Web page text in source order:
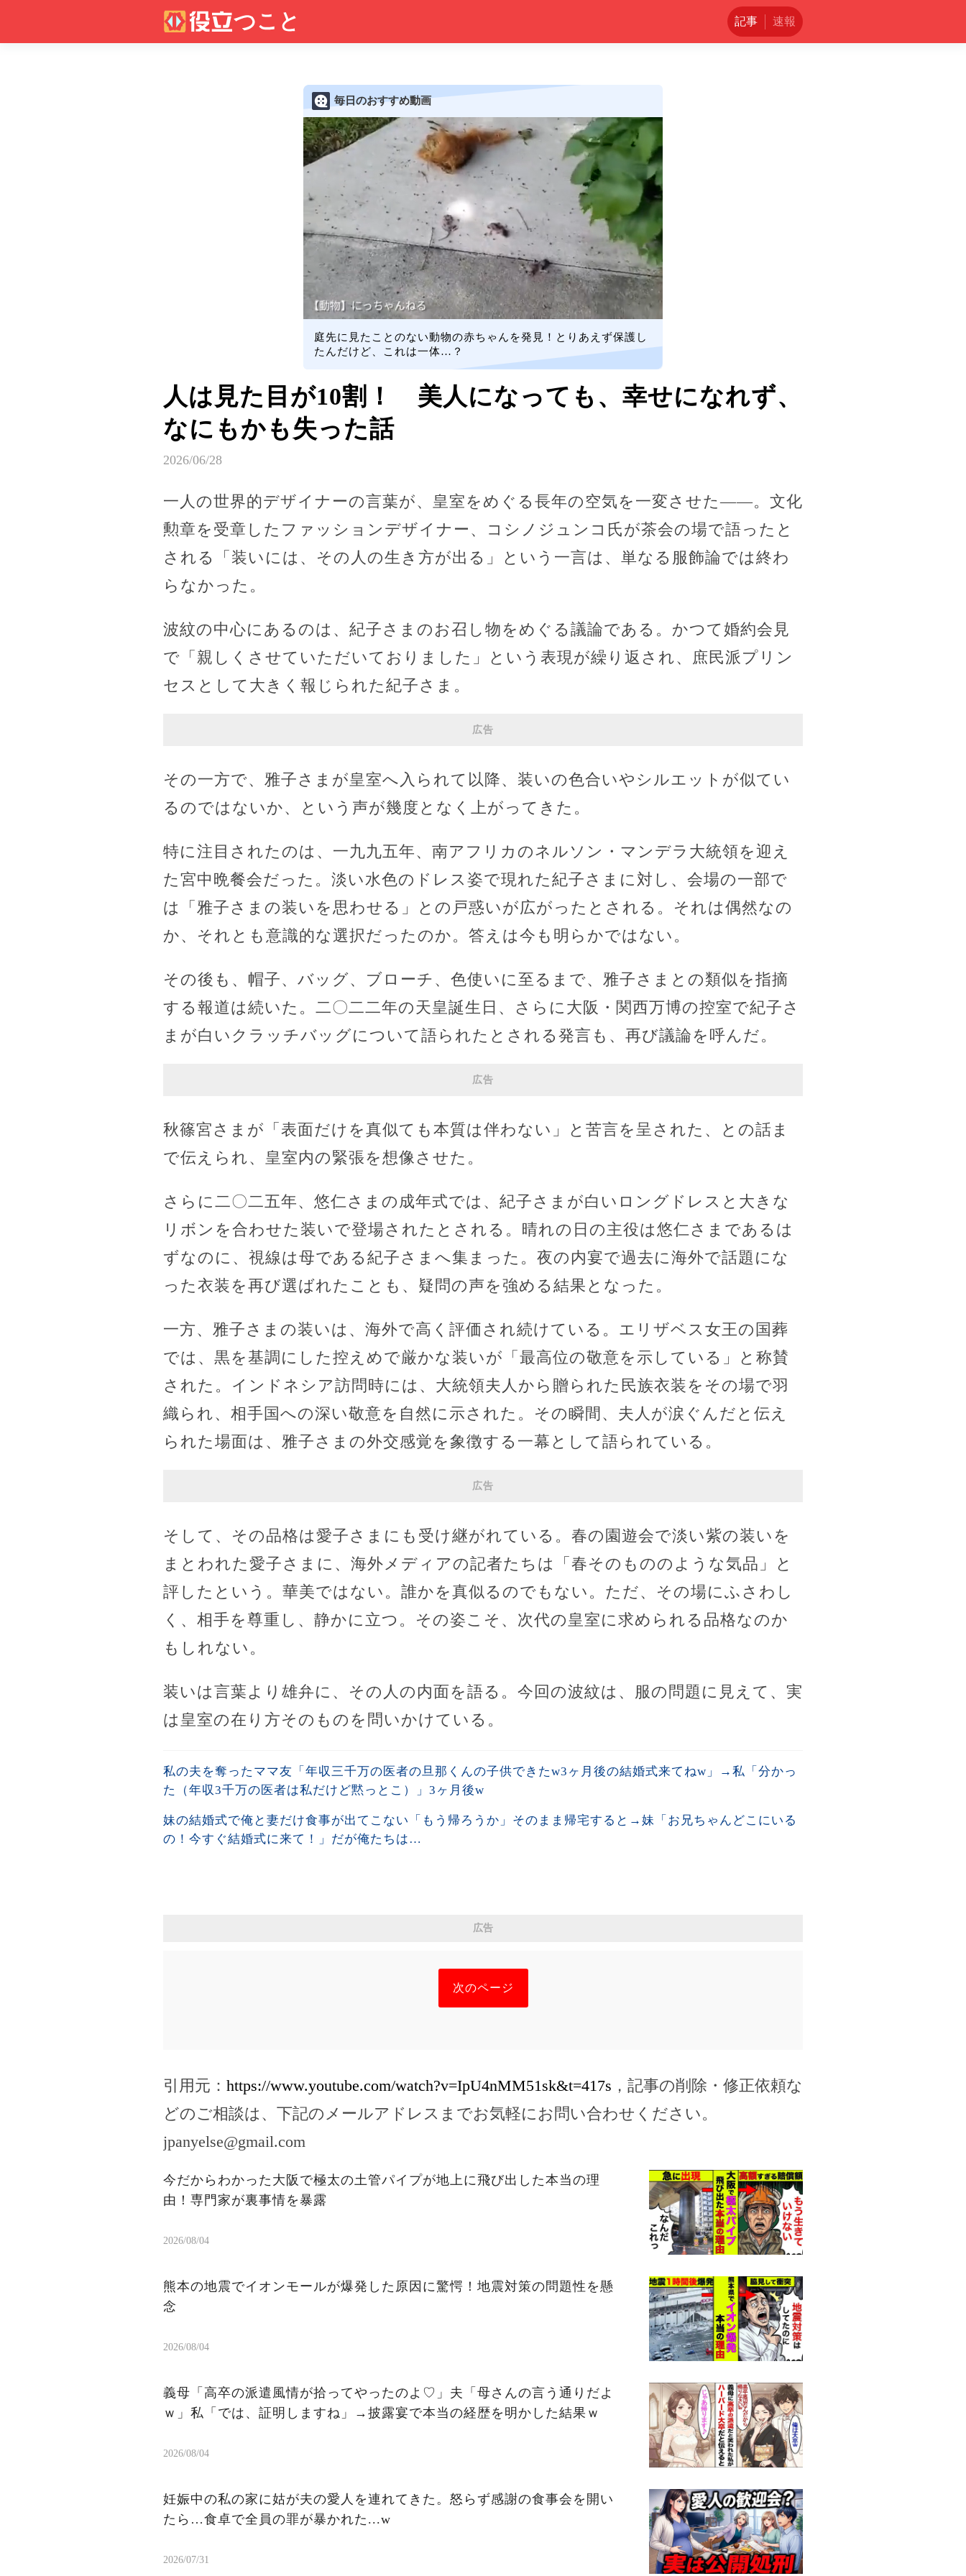
記事 速報
毎日のおすすめ動画
庭先に見たことのない動物の赤ちゃんを発見！とりあえず保護し
たんだけど、これは一体…？
人は見た目が10割！ 美人になっても、幸せになれず、
なにもかも失った話
2026/06/28
一人の世界的デザイナーの言葉が、皇室をめぐる長年の空気を一変させた――。文化
勲章を受章したファッションデザイナー、コシノジュンコ氏が茶会の場で語ったと
される「装いには、その人の生き方が出る」という一言は、単なる服飾論では終わ
らなかった。
波紋の中心にあるのは、紀子さまのお召し物をめぐる議論である。かつて婚約会見
で「親しくさせていただいておりました」という表現が繰り返され、庶民派プリン
セスとして大きく報じられた紀子さま。
広告
その一方で、雅子さまが皇室へ入られて以降、装いの色合いやシルエットが似てい
るのではないか、という声が幾度となく上がってきた。
特に注目されたのは、一九九五年、南アフリカのネルソン・マンデラ大統領を迎え
た宮中晩餐会だった。淡い水色のドレス姿で現れた紀子さまに対し、会場の一部で
は「雅子さまの装いを思わせる」との戸惑いが広がったとされる。それは偶然なの
か、それとも意識的な選択だったのか。答えは今も明らかではない。
その後も、帽子、バッグ、ブローチ、色使いに至るまで、雅子さまとの類似を指摘
する報道は続いた。二〇二二年の天皇誕生日、さらに大阪・関西万博の控室で紀子さ
まが白いクラッチバッグについて語られたとされる発言も、再び議論を呼んだ。
広告
秋篠宮さまが「表面だけを真似ても本質は伴わない」と苦言を呈された、との話ま
で伝えられ、皇室内の緊張を想像させた。
さらに二〇二五年、悠仁さまの成年式では、紀子さまが白いロングドレスと大きな
リボンを合わせた装いで登場されたとされる。晴れの日の主役は悠仁さまであるは
ずなのに、視線は母である紀子さまへ集まった。夜の内宴で過去に海外で話題にな
った衣装を再び選ばれたことも、疑問の声を強める結果となった。
一方、雅子さまの装いは、海外で高く評価され続けている。エリザベス女王の国葬
では、黒を基調にした控えめで厳かな装いが「最高位の敬意を示している」と称賛
された。インドネシア訪問時には、大統領夫人から贈られた民族衣装をその場で羽
織られ、相手国への深い敬意を自然に示された。その瞬間、夫人が涙ぐんだと伝え
られた場面は、雅子さまの外交感覚を象徴する一幕として語られている。
広告
そして、その品格は愛子さまにも受け継がれている。春の園遊会で淡い紫の装いを
まとわれた愛子さまに、海外メディアの記者たちは「春そのもののような気品」と
評したという。華美ではない。誰かを真似るのでもない。ただ、その場にふさわし
く、相手を尊重し、静かに立つ。その姿こそ、次代の皇室に求められる品格なのか
もしれない。
装いは言葉より雄弁に、その人の内面を語る。今回の波紋は、服の問題に見えて、実
は皇室の在り方そのものを問いかけている。
私の夫を奪ったママ友「年収三千万の医者の旦那くんの子供できたw3ヶ月後の結婚式来てねw」→私「分かっ
た（年収3千万の医者は私だけど黙っとこ）」3ヶ月後w
妹の結婚式で俺と妻だけ食事が出てこない「もう帰ろうか」そのまま帰宅すると→妹「お兄ちゃんどこにいる
の！今すぐ結婚式に来て！」だが俺たちは…
広告
次のページ
引用元： https://www.youtube.com/watch?v=IpU4nMM51sk&t=417s ，記事の削除・修正依頼な
どのご相談は、下記のメールアドレスまでお気軽にお問い合わせください。
jpanyelse@gmail.com
今だからわかった大阪で極太の土管パイプが地上に飛び出した本当の理
由！専門家が裏事情を暴露
2026/08/04
熊本の地震でイオンモールが爆発した原因に驚愕！地震対策の問題性を懸
念
2026/08/04
義母「高卒の派遣風情が拾ってやったのよ♡」夫「母さんの言う通りだよ
ｗ」私「では、証明しますね」→披露宴で本当の経歴を明かした結果ｗ
2026/08/04
妊娠中の私の家に姑が夫の愛人を連れてきた。怒らず感謝の食事会を開い
たら…食卓で全員の罪が暴かれた...w
2026/07/31